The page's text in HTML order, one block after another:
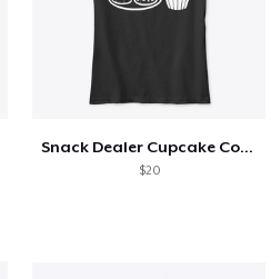
Snack Dealer Cupcake Cookie and Milk
$20